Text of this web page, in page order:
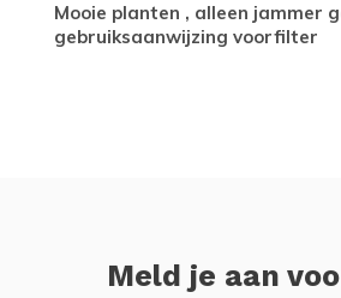
Mooie planten , alleen jammer geen
gebruiksaanwijzing voorfilter
Meld je aan